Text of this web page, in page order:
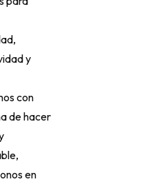
y
de
en
de
VER SOLUCIÓN
y
con
de hacer
en